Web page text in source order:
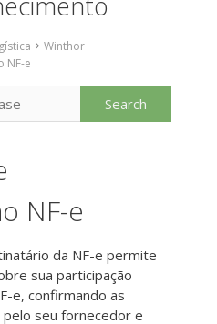
Winthor
NF-e
NF-e
da NF-e permite
sua participação
e, confirmando as
seu fornecedor e